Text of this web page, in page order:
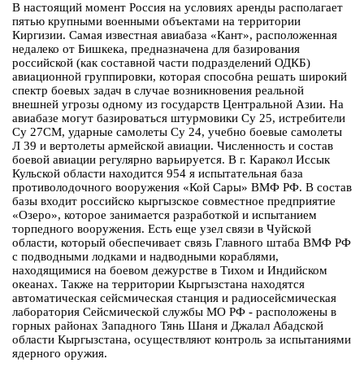
В настоящий момент Россия на условиях аренды располагает
пятью крупными военными объектами на территории
Киргизии. Самая известная авиабаза «Кант», расположенная
недалеко от Бишкека, предназначена для базирования
российской (как составной части подразделений ОДКБ)
авиационной группировки, которая способна решать широкий
спектр боевых задач в случае возникновения реальной
внешней угрозы одному из государств Центральной Азии. На
авиабазе могут базироваться штурмовики Су 25, истребители
Су 27СМ, ударные самолеты Су 24, учебно боевые самолеты
Л 39 и вертолеты армейской авиации. Численность и состав
боевой авиации регулярно варьируется. В г. Каракол Иссык
Кульской области находится 954 я испытательная база
противолодочного вооружения «Кой Сары» ВМФ РФ. В состав
базы входит российско кыргызское совместное предприятие
«Озеро», которое занимается разработкой и испытанием
торпедного вооружения. Есть еще узел связи в Чуйской
области, который обеспечивает связь Главного штаба ВМФ РФ
с подводными лодками и надводными кораблями,
находящимися на боевом дежурстве в Тихом и Индийском
океанах. Также на территории Кыргызстана находятся
автоматическая сейсмическая станция и радиосейсмическая
лаборатория Сейсмической службы МО РФ - расположены в
горных районах Западного Тянь Шаня и Джалал Абадской
области Кыргызстана, осуществляют контроль за испытаниями
ядерного оружия.